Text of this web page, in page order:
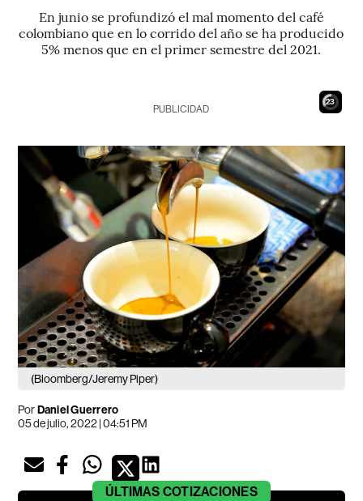
En junio se profundizó el mal momento del café
colombiano que en lo corrido del año se ha producido
5% menos que en el primer semestre del 2021.
22
PUBLICIDAD
(Bloomberg/Jeremy Piper)
PorDaniel Guerrero
05 de julio, 2022 | 04:51 PM
ÚLTIMAS COTIZACIONES